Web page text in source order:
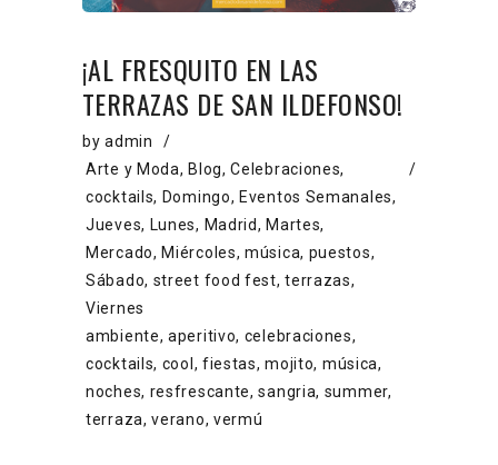
¡AL FRESQUITO EN LAS
TERRAZAS DE SAN ILDEFONSO!
byadmin
Arte y Moda, Blog,Celebraciones,
cocktails, Domingo, Eventos Semanales,
Jueves, Lunes, Madrid, Martes,
Mercado, Miércoles,música, puestos,
Sábado, street food fest,terrazas,
Viernes
ambiente,aperitivo, celebraciones,
cocktails, cool , fiestas,mojito, música,
noches, resfrescante,sangria, summer,
terraza,verano, vermú